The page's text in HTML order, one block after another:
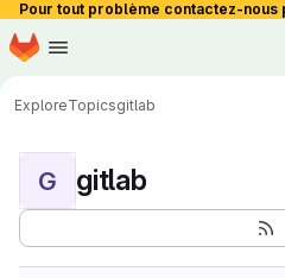
Pour tout problème contactez-nous
Skip to main content
Homepage
ExploreTopicsgitlab
G gitlab